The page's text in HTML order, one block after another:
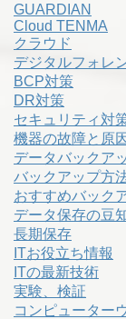
GUARDIAN
Cloud TENMA
クラウド
デジタルフォレ
BCP対策
DR対策
セキュリティ対
機器の故障と原因
データバックア
バックアップ方
おすすめバック
データ保存の豆
長期保存
ITお役立ち情報
ITの最新技術
実験、検証
コンピューター